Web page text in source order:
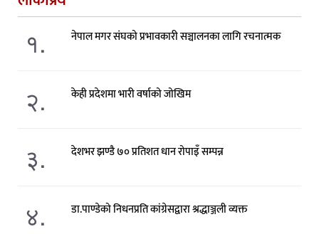
१. नेपाल मगर संघको प्रभावकारी सञ्चालनका लागि रचनात्मक
२. केही प्रदेशमा भारी वर्षाको जोखिम
३. देशभर झण्डै ७० प्रतिशत धान रोपाइँ सम्पन्न
४. डा.पाण्डेको निधनप्रति कांग्रेसद्वारा श्रद्धाञ्जली व्यक्त